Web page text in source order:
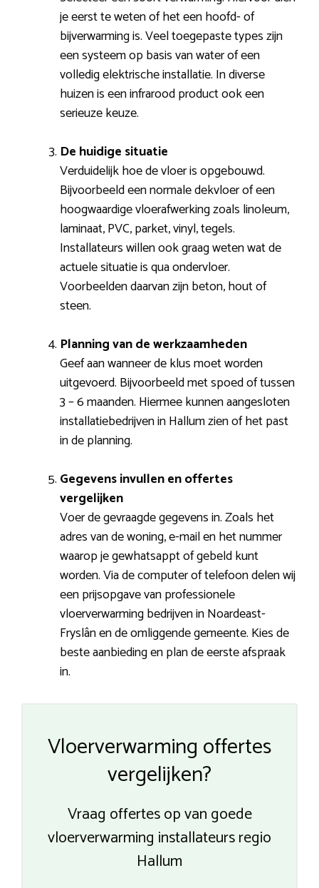
je eerst te weten of het een hoofd- of
bijverwarming is. Veel toegepaste types zijn
een systeem op basis van water of een
volledig elektrische installatie. In diverse
huizen is een infrarood product ook een
serieuze keuze.
De huidige situatie
Verduidelijk hoe de vloer is opgebouwd.
Bijvoorbeeld een normale dekvloer of een
hoogwaardige vloerafwerking zoals linoleum,
laminaat, PVC, parket, vinyl, tegels.
Installateurs willen ook graag weten wat de
actuele situatie is qua ondervloer.
Voorbeelden daarvan zijn beton, hout of
steen.
Planning van de werkzaamheden
Geef aan wanneer de klus moet worden
uitgevoerd. Bijvoorbeeld met spoed of tussen
3 – 6 maanden. Hiermee kunnen aangesloten
installatiebedrijven in Hallum zien of het past
in de planning.
Gegevens invullen en offertes
vergelijken
Voer de gevraagde gegevens in. Zoals het
adres van de woning, e-mail en het nummer
waarop je gewhatsappt of gebeld kunt
worden. Via de computer of telefoon delen wij
een prijsopgave van professionele
vloerverwarming bedrijven in Noardeast-
Fryslân en de omliggende gemeente. Kies de
beste aanbieding en plan de eerste afspraak
in.
Vloerverwarming offertes
vergelijken?
Vraag offertes op van goede
vloerverwarming installateurs regio
Hallum